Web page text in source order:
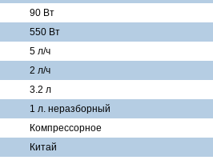
90 Вт
550 Вт
5 л/ч
2 л/ч
3.2 л
1 л. неразборный
Компрессорное
Китай